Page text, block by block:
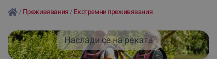
/ Преживявания / Екстремни преживявания
Наслади се на реката